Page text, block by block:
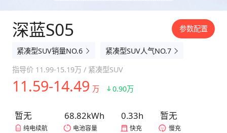
深蓝S05 参数配置
紧凑型SUV销量NO.6
紧凑型SUV人气NO.7
指导价 11.99-15.19万 / 紧凑型SUV
11.59-14.49 万 0.90万
暂无
纯电续航
68.82kWh
电池容量
0.33h
快充
暂无
慢充